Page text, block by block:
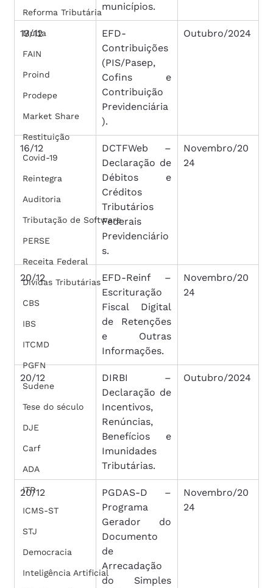
Reforma Tributária
Multa
FAIN
Proind
Prodepe
Market Share
Restituição
Covid-19
Reintegra
Auditoria
Tributação de Software
PERSE
Receita Federal
Dívidas Tributárias
CBS
IBS
ITCMD
PGFN
Sudene
Tese do século
DJE
Carf
ADA
ITR
ICMS-ST
STJ
Democracia
Inteligência Artificial
municípios.
13/12
EFD-
Contribuições
(PIS/Pasep,
Cofins e
Contribuição
Previdenciária
).
Outubro/2024
16/12
DCTFWeb –
Declaração de
Débitos e
Créditos
Tributários
Federais
Previdenciário
s.
Novembro/20
24
20/12
EFD-Reinf –
Escrituração
Fiscal Digital
de Retenções
e Outras
Informações.
Novembro/20
24
20/12
DIRBI –
Declaração de
Incentivos,
Renúncias,
Benefícios e
Imunidades
Tributárias.
Outubro/2024
20/12
PGDAS-D –
Programa
Gerador do
Documento
de
Arrecadação
do Simples
Novembro/20
24